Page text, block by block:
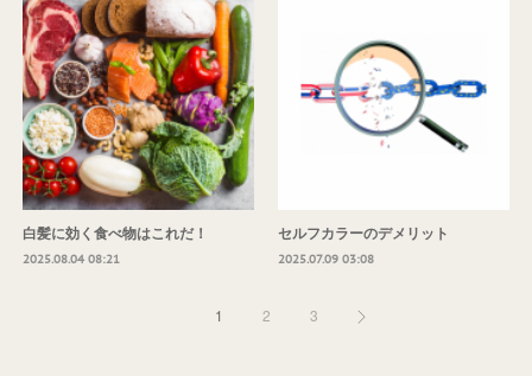
白髪に効く食べ物はこれだ！
2025.08.04 08:21
セルフカラーのデメリット
2025.07.09 03:08
1 2 3